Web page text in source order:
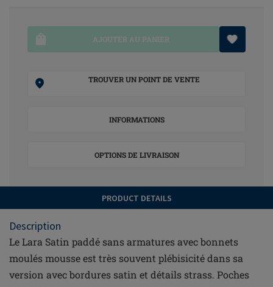
AJOUTER AU PANIER
TROUVER UN POINT DE VENTE
INFORMATIONS
OPTIONS DE LIVRAISON
PRODUCT DETAILS
Description
Le Lara Satin paddé sans armatures avec bonnets
moulés mousse est très souvent plébisicité dans sa
version avec bordures satin et détails strass. Poches